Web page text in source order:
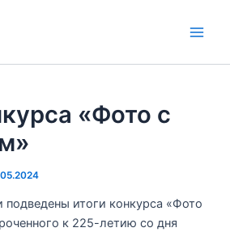
«Фото с
итоги конкурса «Фото
к 225-летию со дня